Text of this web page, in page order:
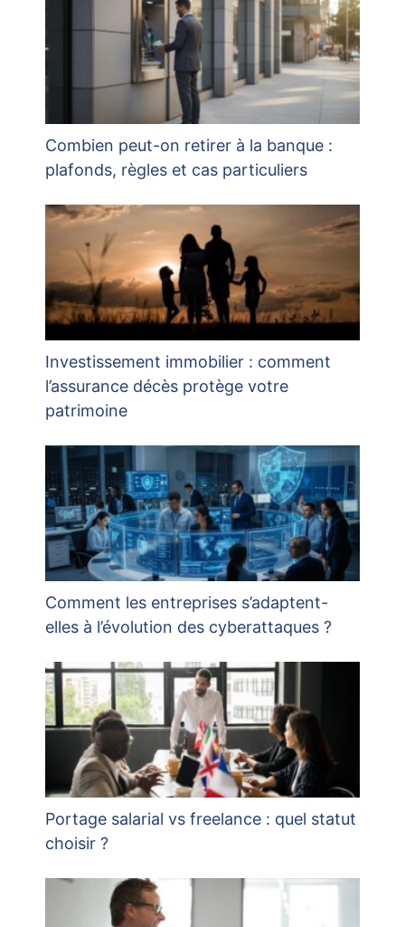
Combien peut-on retirer à la banque :
plafonds, règles et cas particuliers
Investissement immobilier : comment
l’assurance décès protège votre
patrimoine
Comment les entreprises s’adaptent-
elles à l’évolution des cyberattaques ?
Portage salarial vs freelance : quel statut
choisir ?